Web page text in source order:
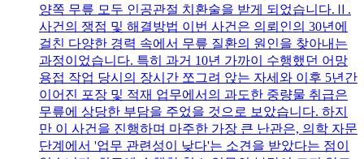
양쪽 무릎 모두 인공관절 치환술을 받게 되었습니다.Ⅱ.
사건의 쟁점 및 해결방법 이번 사건은 의뢰인의 30년에
걸친 다양한 경력 속에서 무릎 질환의 원인을 찾아내는
과정이었습니다. 특히 과거 10년 가까이 수행했던 어망
용접 작업 당시의 장시간 쪼그려 앉는 자세와 이후 5년간
이어진 포장 및 적재 업무에서의 과도한 중량물 취급은
무릎에 상당한 부담을 주었을 것으로 보았습니다. 하지
만 이 사건을 진행하며 마주한 가장 큰 난관은, 의학 자문
단계에서 '업무 관련성이 낮다'는 소견을 받았다는 점이